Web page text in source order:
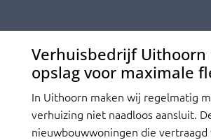
Verhuisbedrijf Uithoorn
opslag voor maximale
In Uithoorn maken wij regelmatig
verhuizing niet naadloos aansluit.
nieuwbouwwoningen die vertraagd